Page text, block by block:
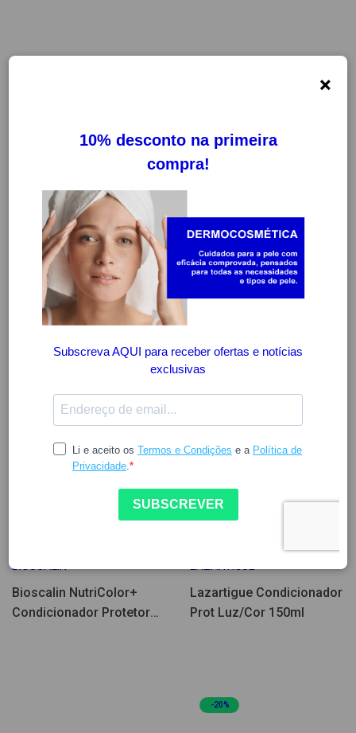
Poucas Unidades
BIOSCALIN
Bioscalin NutriColor+
Condicionador Protetor
Lazartigue Condicionador
Prot Luz/Cor 150ml
-20%
×